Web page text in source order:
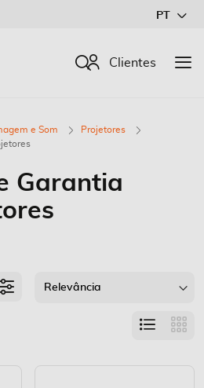
Conteúdo
PT
Procurar
Clientes
e Som
Projetores
Garantia